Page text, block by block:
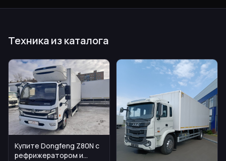
Техника из каталога
Купите Dongfeng Z80N с
рефрижератором и